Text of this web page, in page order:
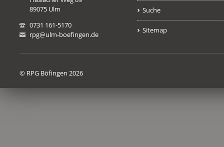
89075 Ulm
0731 161-5170
rpg@ulm-boefingen.de
Suche
Sitemap
© RPG Böfingen 2026